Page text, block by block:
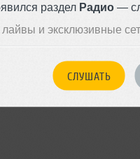
раздел Радио—
и эксклюзивные
СЛУШАТЬ